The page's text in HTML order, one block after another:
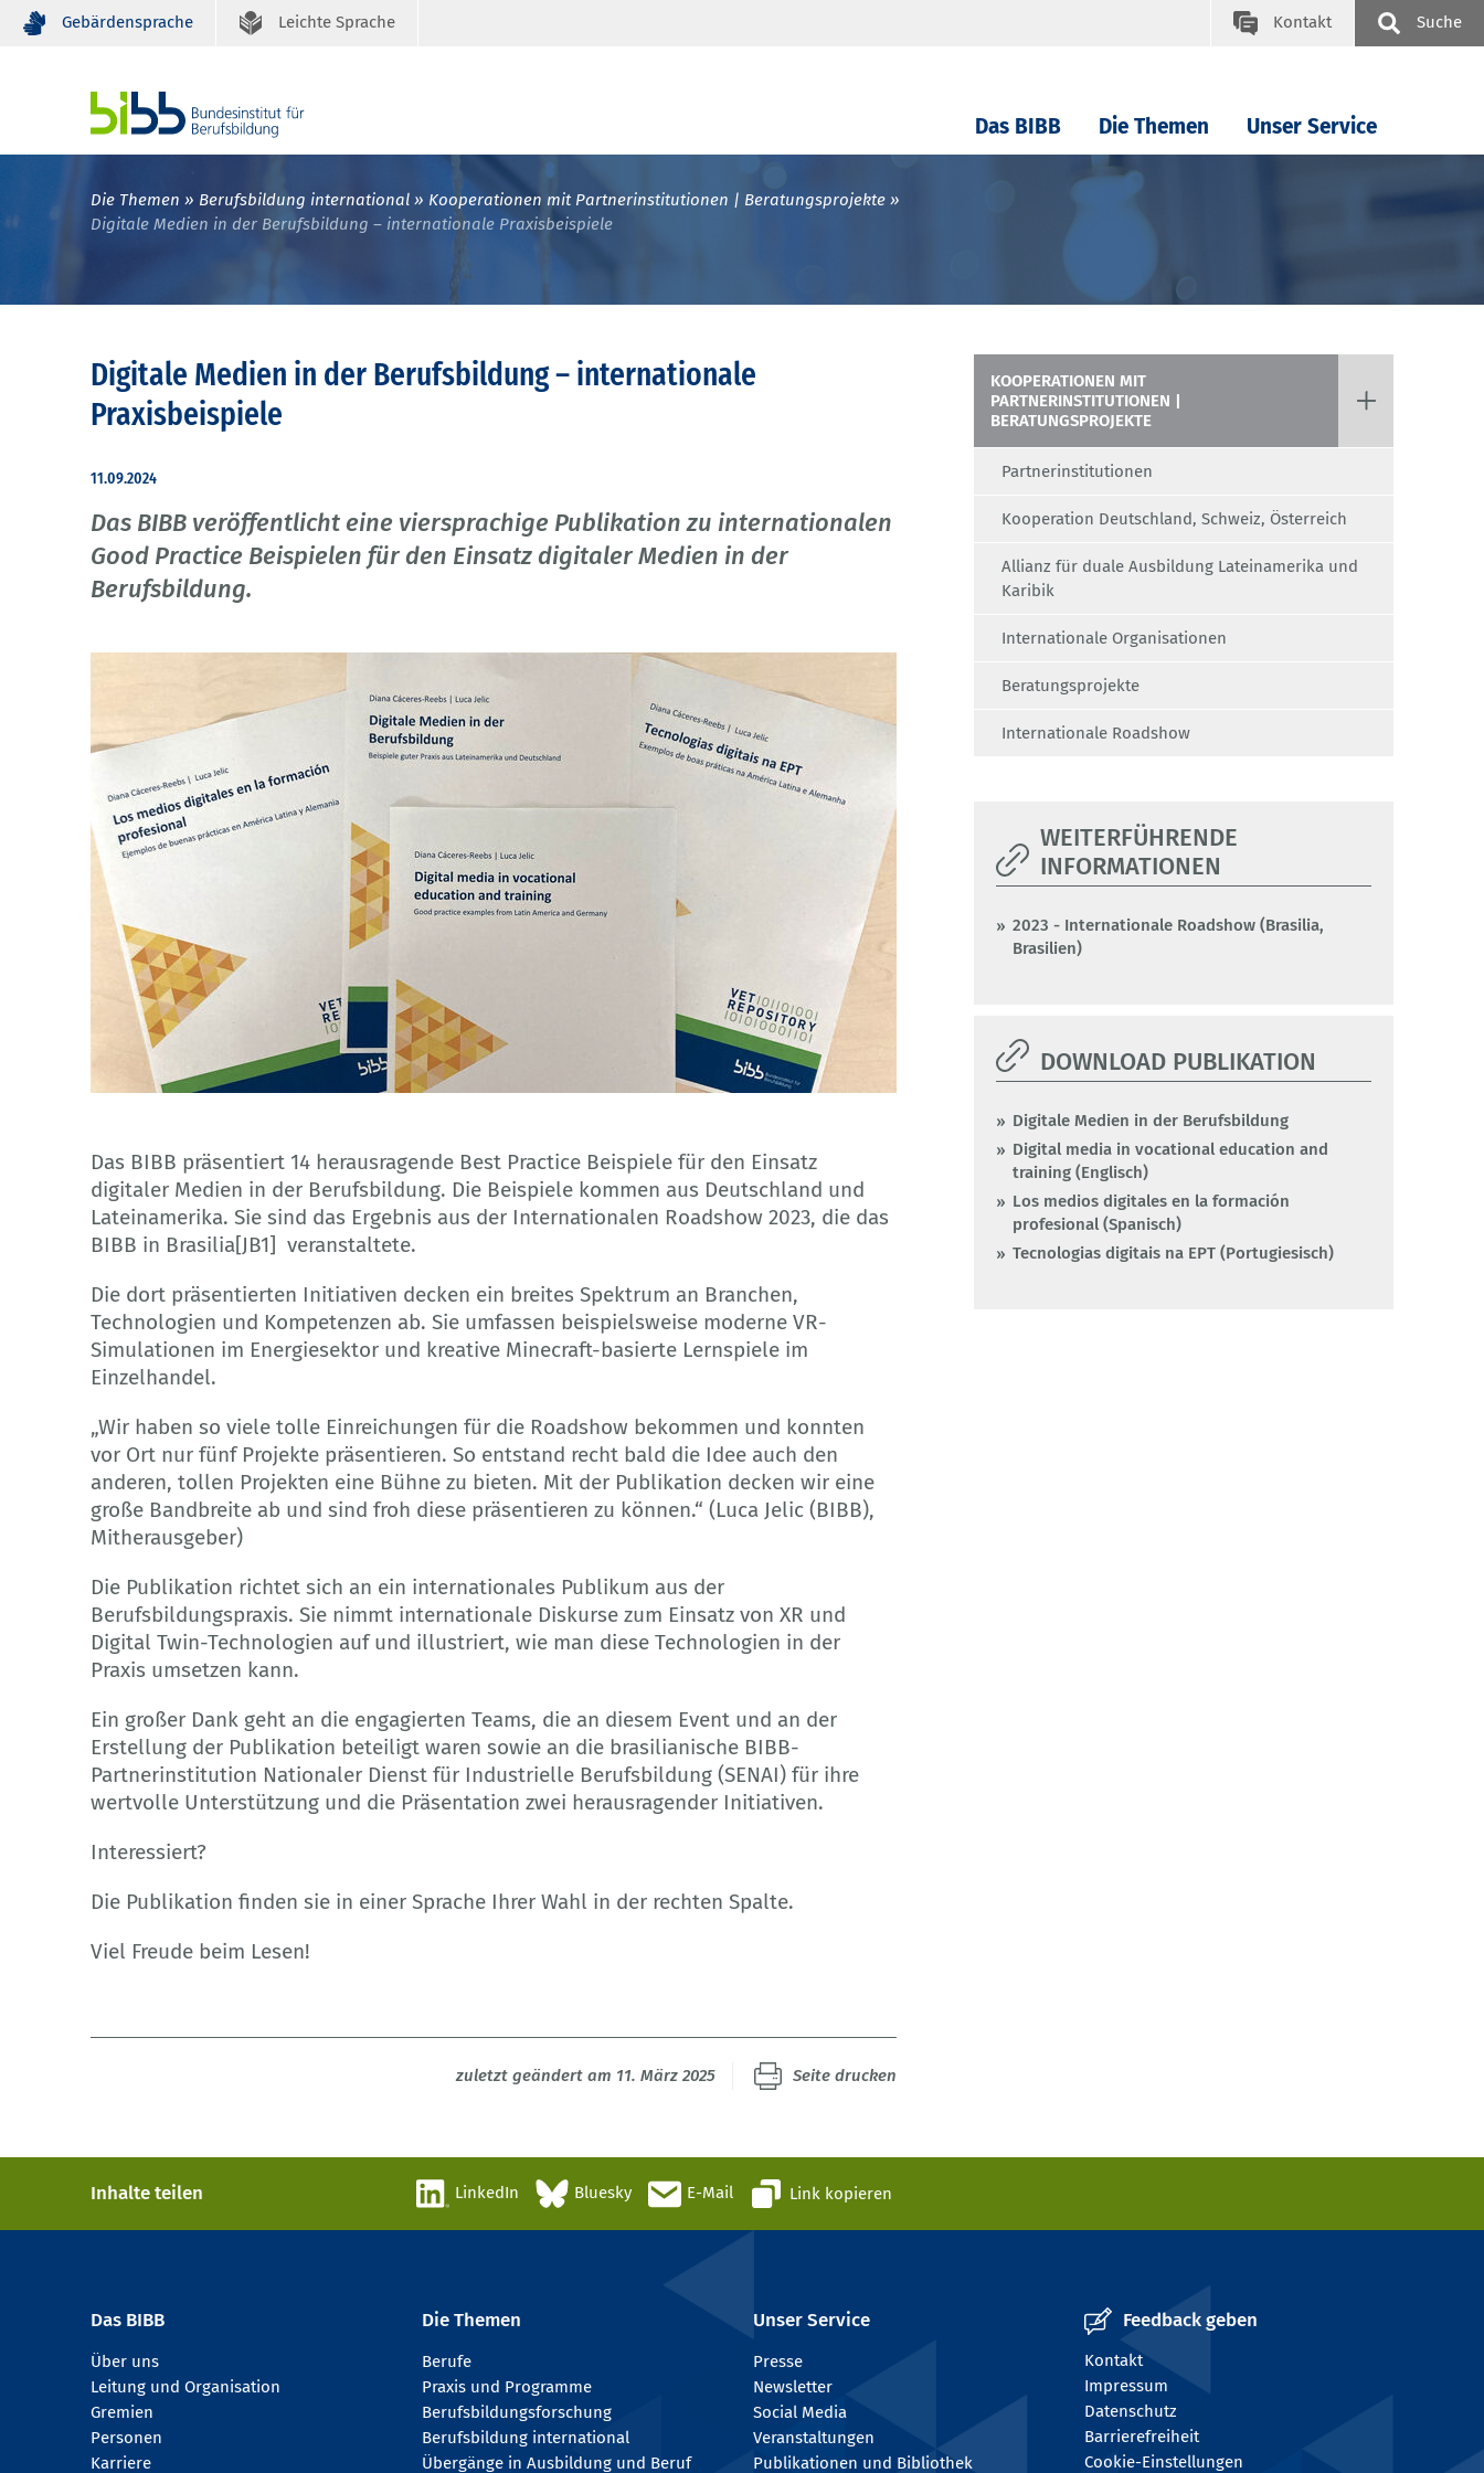
Gebärdensprache Leichte Sprache Kontakt Suche
Das BIBB Die Themen Unser Service
Die Themen Berufsbildung international
Kooperationen mit Partnerinstitutionen | Beratungsprojekte
Digitale Medien in der Berufsbildung – internationale Praxisbeispiele
Digitale Medien in der Berufsbildung – internationale
Praxisbeispiele
11.09.2024
Das BIBB veröffentlicht eine viersprachige Publikation zu internationalen
Good Practice Beispielen für den Einsatz digitaler Medien in der
Berufsbildung.
Das BIBB präsentiert 14 herausragende Best Practice Beispiele für den Einsatz
digitaler Medien in der Berufsbildung. Die Beispiele kommen aus Deutschland und
Lateinamerika. Sie sind das Ergebnis aus der Internationalen Roadshow 2023, die das
BIBB in Brasilia[JB1] veranstaltete.
Die dort präsentierten Initiativen decken ein breites Spektrum an Branchen,
Technologien und Kompetenzen ab. Sie umfassen beispielsweise moderne VR-
Simulationen im Energiesektor und kreative Minecraft-basierte Lernspiele im
Einzelhandel.
„Wir haben so viele tolle Einreichungen für die Roadshow bekommen und konnten
vor Ort nur fünf Projekte präsentieren. So entstand recht bald die Idee auch den
anderen, tollen Projekten eine Bühne zu bieten. Mit der Publikation decken wir eine
große Bandbreite ab und sind froh diese präsentieren zu können.“ (Luca Jelic (BIBB),
Mitherausgeber)
Die Publikation richtet sich an ein internationales Publikum aus der
Berufsbildungspraxis. Sie nimmt internationale Diskurse zum Einsatz von XR und
Digital Twin-Technologien auf und illustriert, wie man diese Technologien in der
Praxis umsetzen kann.
Ein großer Dank geht an die engagierten Teams, die an diesem Event und an der
Erstellung der Publikation beteiligt waren sowie an die brasilianische BIBB-
Partnerinstitution Nationaler Dienst für Industrielle Berufsbildung (SENAI) für ihre
wertvolle Unterstützung und die Präsentation zwei herausragender Initiativen.
Interessiert?
Die Publikation finden sie in einer Sprache Ihrer Wahl in der rechten Spalte.
Viel Freude beim Lesen!
KOOPERATIONEN MIT
PARTNERINSTITUTIONEN |
BERATUNGSPROJEKTE
Partnerinstitutionen
Kooperation Deutschland, Schweiz, Österreich
Allianz für duale Ausbildung Lateinamerika und
Karibik
Internationale Organisationen
Beratungsprojekte
Internationale Roadshow
WEITERFÜHRENDE
INFORMATIONEN
2023 - Internationale Roadshow (Brasilia,
Brasilien)
DOWNLOAD PUBLIKATION
Digitale Medien in der Berufsbildung
Digital media in vocational education and
training (Englisch)
Los medios digitales en la formación
profesional (Spanisch)
Tecnologias digitais na EPT (Portugiesisch)
zuletzt geändert am 11. März 2025 Seite drucken
Inhalte teilen LinkedIn Bluesky E-Mail Link kopieren
Das BIBB
Über uns
Leitung und Organisation
Gremien
Personen
Karriere
Die Themen
Berufe
Praxis und Programme
Berufsbildungsforschung
Berufsbildung international
Übergänge in Ausbildung und Beruf
Unser Service
Presse
Newsletter
Social Media
Veranstaltungen
Publikationen und Bibliothek
Feedback geben
Kontakt
Impressum
Datenschutz
Barrierefreiheit
Cookie-Einstellungen